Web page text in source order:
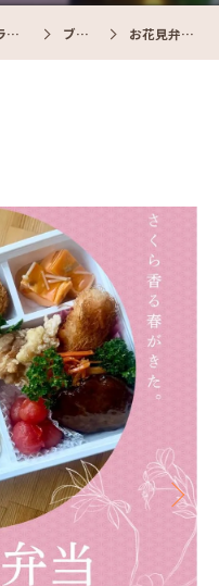
熊野町のランチならカフェ&レストラン Cafe照 ブログ お花見弁当✿